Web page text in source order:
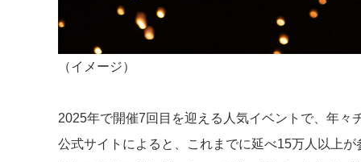
（イメージ）
2025年で開催7回目を迎える人気イベントで、年々
公式サイトによると、これまでに延べ15万人以上